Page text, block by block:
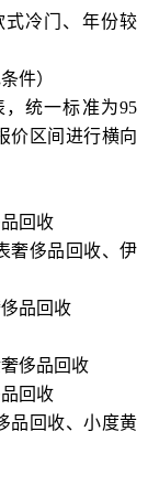
冷门、年份较
件）
统一标准为95
价区间进行横向
回收
奢侈品回收、伊
品回收
侈品回收
回收
品回收、小度黄